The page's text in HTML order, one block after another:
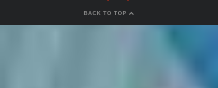
BACK TO TOP